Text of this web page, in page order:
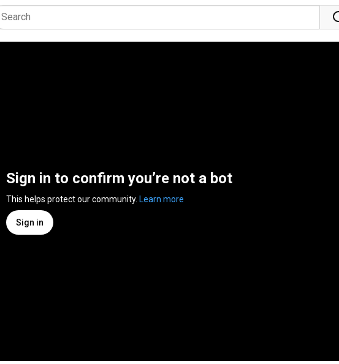
Sign in to confirm you’re not a bot
This helps protect our community. Learn more
Sign in